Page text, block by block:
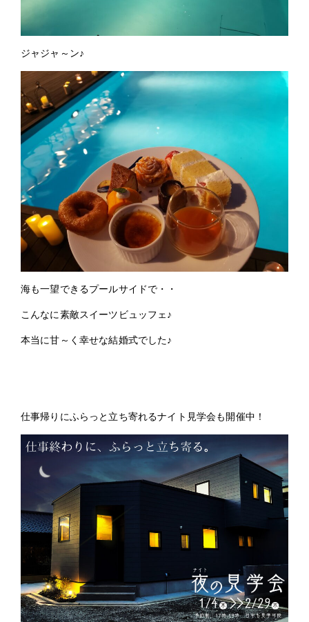
ジャジャ～ン♪
海も一望できるプールサイドで・・
こんなに素敵スイーツビュッフェ♪
本当に甘～く幸せな結婚式でした♪
仕事帰りにふらっと立ち寄れるナイト見学会も開催中！